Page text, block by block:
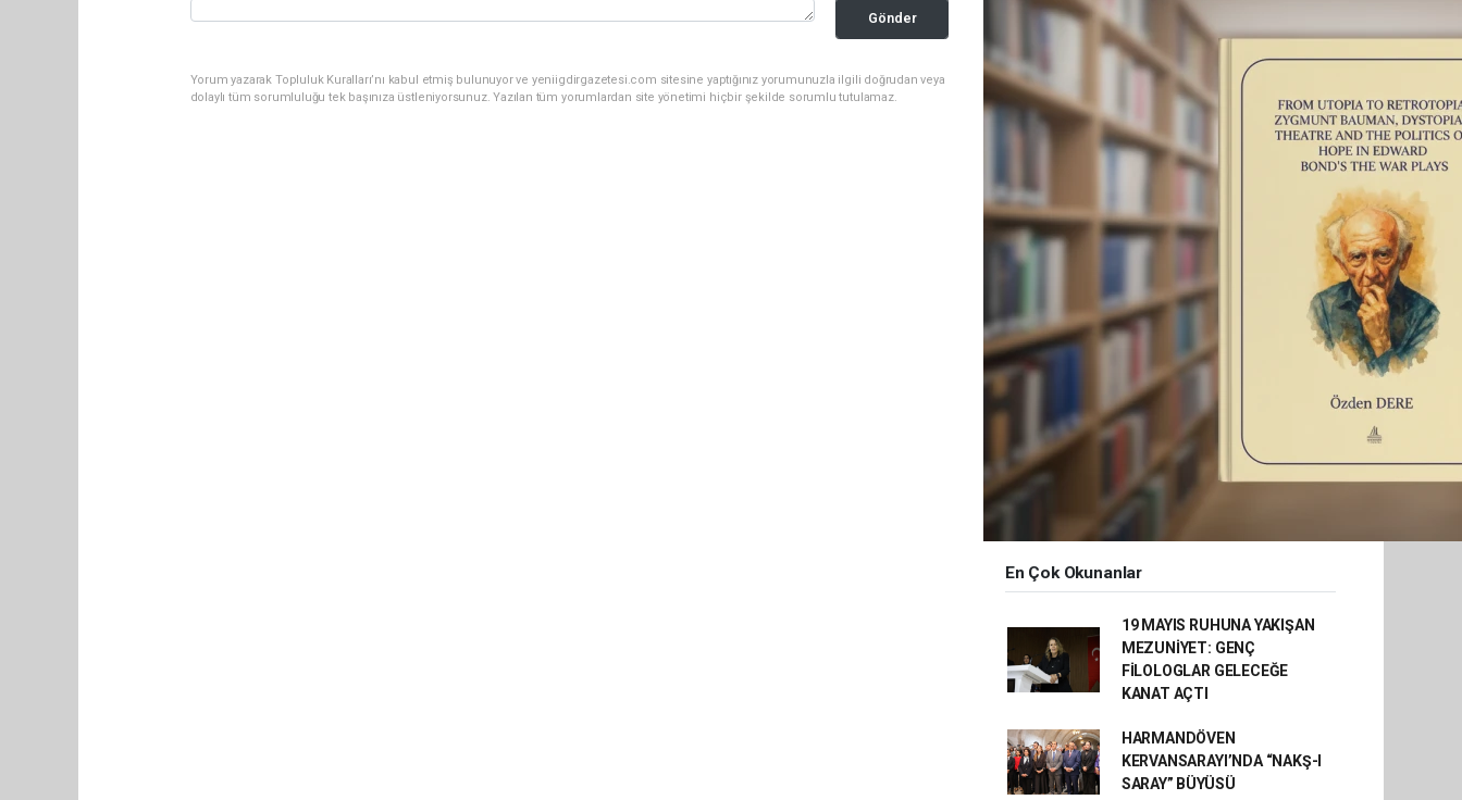
Gönder
Yorum yazarak Topluluk Kuralları’nı kabul etmiş bulunuyor ve yeniigdirgazetesi.com sitesine yaptığınız yorumunuzla ilgili doğrudan veya
dolaylı tüm sorumluluğu tek başınıza üstleniyorsunuz. Yazılan tüm yorumlardan site yönetimi hiçbir şekilde sorumlu tutulamaz.
En Çok Okunanlar
19 MAYIS RUHUNA YAKIŞAN
MEZUNİYET: GENÇ
FİLOLOGLAR GELECEĞE
KANAT AÇTI
HARMANDÖVEN
KERVANSARAYI’NDA “NAKŞ-I
SARAY” BÜYÜSÜ